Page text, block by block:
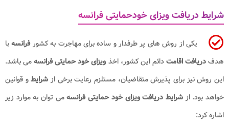
شرایط دریافت ویزای خودحمایتی فرانسه
یکی از روش های پر طرفدار و ساده برای مهاجرت به کشورفرانسهبا
هدفدریافت اقامتدائم این کشور، اخذ ویزای خود حمایتی فرانسهمی باشد.
این روش نیز برای پذیرش متقاضیان، مستلزم رعایت برخی از شرایطو قوانین
خواهد بود. ازشرایط دریافت ویزای خود حمایتی فرانسهمی توان به موارد زیر
اشاره کرد: